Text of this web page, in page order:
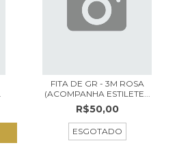
FITA DE GR - 3M ROSA
(ACOMPANHA ESTILETE...
R$50,00
ESGOTADO